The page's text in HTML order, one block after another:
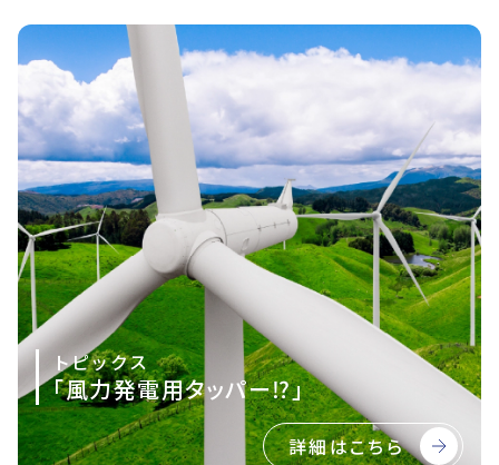
トピックス
「風力発電用タッパー⁉」
詳細はこちら